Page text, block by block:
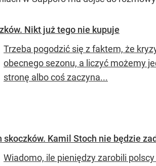
Nikt już tego nie kupuje
Trzeba pogodzić się z faktem, że
obecnego sezonu, a liczyć możemy
stronę albo coś zaczyna...
skoczków. Kamil Stoch nie będzie
Wiadomo, ile pieniędzy zarobili